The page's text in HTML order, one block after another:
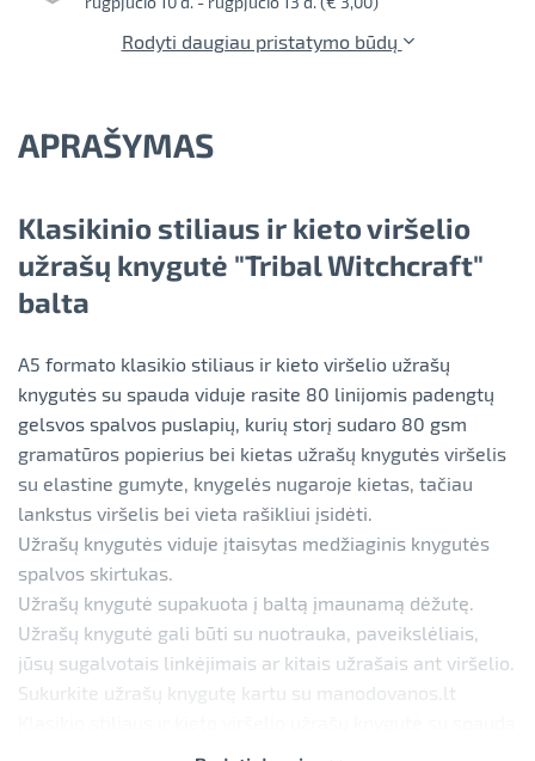
Rodyti daugiau pristatymo būdų
APRAŠYMAS
Klasikinio stiliaus ir kieto viršelio
užrašų knygutė "Tribal Witchcraft"
balta
A5 formato klasikio stiliaus ir kieto viršelio užrašų
knygutės su spauda viduje rasite 80 linijomis padengtų
gelsvos spalvos puslapių, kurių storį sudaro 80 gsm
gramatūros popierius bei kietas užrašų knygutės viršelis
su elastine gumyte, knygelės nugaroje kietas, tačiau
lankstus viršelis bei vieta rašikliui įsidėti.
Užrašų knygutės viduje įtaisytas medžiaginis knygutės
spalvos skirtukas.
Užrašų knygutė supakuota į baltą įmaunamą dėžutę.
Užrašų knygutė gali būti su nuotrauka, paveikslėliais,
jūsų sugalvotais linkėjimais ar kitais užrašais ant viršelio.
Sukurkite užrašų knygutę kartu su manodovanos.lt
tinka vestuvėms, krikštynoms, gimtadieniui kaip įdomi ir